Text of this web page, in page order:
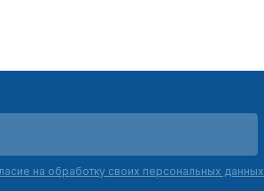
на обработку своих персональных данных